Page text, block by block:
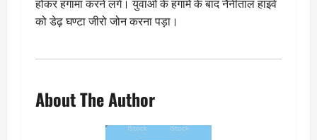
होकर हंगामा करने लगे। युवाओं के हंगामे के बाद नैनीताल हाइवे
को डेढ़ घण्टा जीरो जोन करना पड़ा।
About The Author